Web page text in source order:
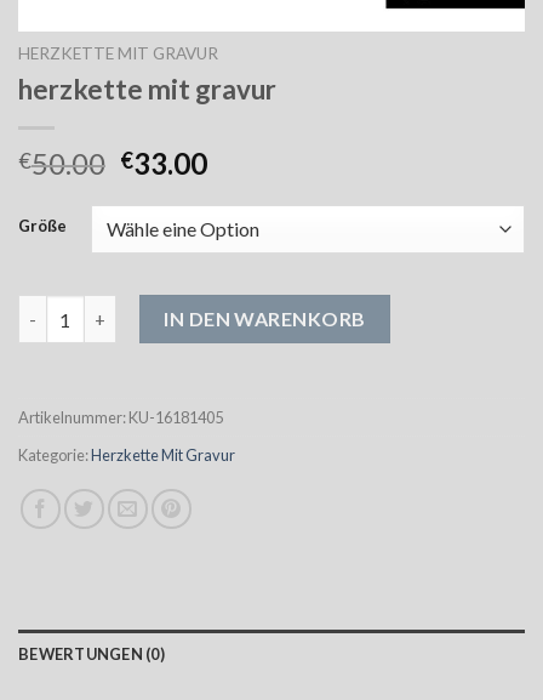
HERZKETTE MIT GRAVUR
herzkette mit gravur
€50.00 €33.00
Größe
IN DEN WARENKORB
Artikelnummer:KU-16181405
Kategorie:Herzkette Mit Gravur
BEWERTUNGEN (0)